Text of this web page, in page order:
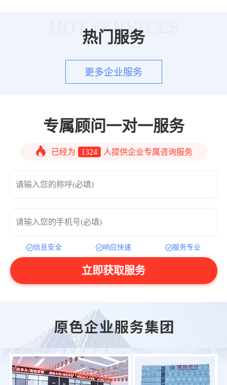
HOT SERVICES
热门服务
更多企业服务
专属顾问一对一服务
已经为 1324 人提供企业专属咨询服务
请输入您的称呼(必填)
请输入您的手机号(必填)
信息安全 响应快速 服务专业
立即获取服务